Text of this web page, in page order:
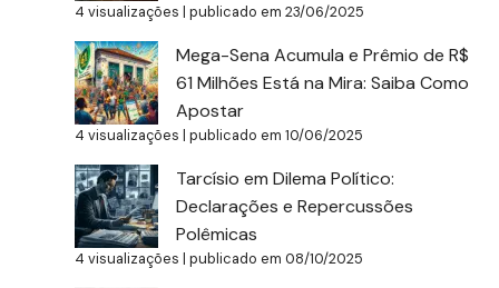
4 visualizações |publicado em 23/06/2025
Mega-Sena Acumula e Prêmio de R$
61 Milhões Está na Mira: Saiba Como
Apostar
4 visualizações |publicado em 10/06/2025
Tarcísio em Dilema Político:
Declarações e Repercussões
Polêmicas
4 visualizações |publicado em 08/10/2025